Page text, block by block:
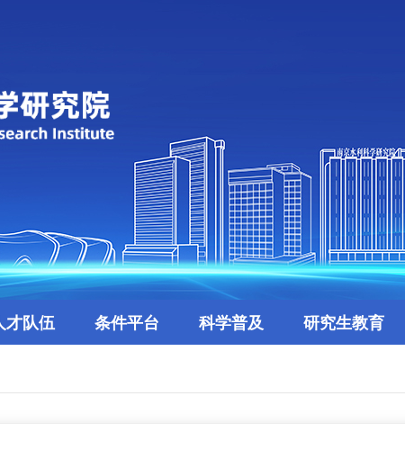
才队伍 条件平台 科学普及 研究生教育